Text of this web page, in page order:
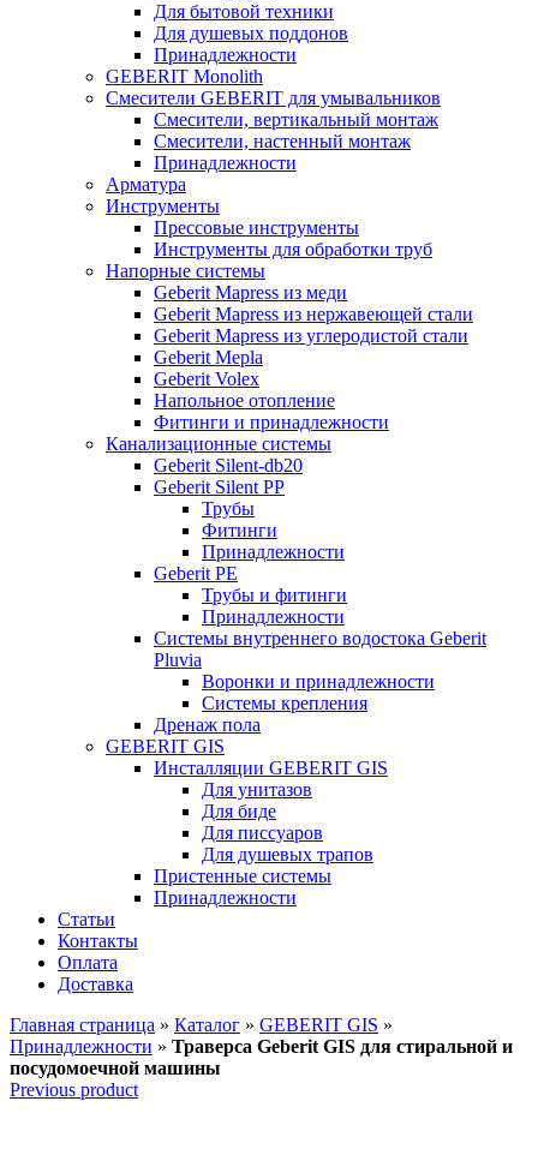
Для бытовой техники
Для душевых поддонов
Принадлежности
GEBERIT Monolith
Смесители GEBERIT для умывальников
Смесители, вертикальный монтаж
Смесители, настенный монтаж
Принадлежности
Арматура
Инструменты
Прессовые инструменты
Инструменты для обработки труб
Напорные системы
Geberit Mapress из меди
Geberit Mapress из нержавеющей стали
Geberit Mapress из углеродистой стали
Geberit Mepla
Geberit Volex
Напольное отопление
Фитинги и принадлежности
Канализационные системы
Geberit Silent-db20
Geberit Silent PP
Трубы
Фитинги
Принадлежности
Geberit PE
Трубы и фитинги
Принадлежности
Системы внутреннего водостока Geberit
Pluvia
Воронки и принадлежности
Системы крепления
Дренаж пола
GEBERIT GIS
Инсталляции GEBERIT GIS
Для унитазов
Для биде
Для писсуаров
Для душевых трапов
Пристенные системы
Принадлежности
Статьи
Контакты
Оплата
Доставка
Главная страница » Каталог » GEBERIT GIS »
Принадлежности » Траверса Geberit GIS для стиральной и
посудомоечной машины
Previous product